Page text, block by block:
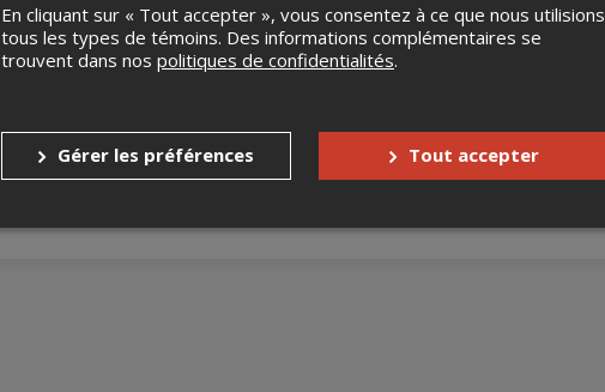
En cliquant sur « Tout accepter », vous consentez à ce que nous utilisions
tous les types de témoins. Des informations complémentaires se
trouvent dans nos politiques de confidentialités.
Gérer les préférences Tout accepter